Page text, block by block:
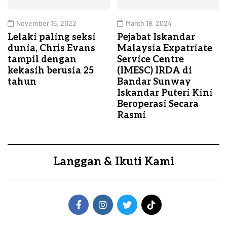
November 16, 2022
Lelaki paling seksi
dunia, Chris Evans
tampil dengan
kekasih berusia 25
tahun
March 19, 2024
Pejabat Iskandar
Malaysia Expatriate
Service Centre
(IMESC) IRDA di
Bandar Sunway
Iskandar Puteri Kini
Beroperasi Secara
Rasmi
Langgan & Ikuti Kami